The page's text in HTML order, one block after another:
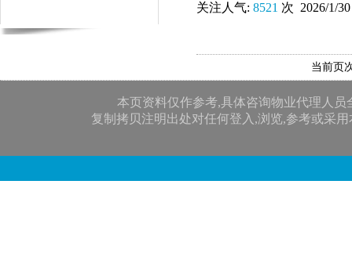
关注人气: 8521 次 2026/1/30
当前页
本页资料仅作参考,具体咨询物业代理人员
复制拷贝注明出处对任何登入,浏览,参考或采